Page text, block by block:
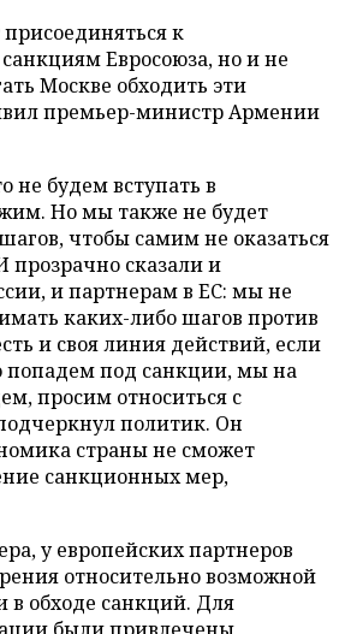
к
Евросоюза, но и не
Москве обходить эти
премьер-министр Армении
не будем вступать в
Но мы также не будет
чтобы самим не оказаться
сказали и
и партнерам в ЕС: мы не
каких-либо шагов против
и своя линия действий, если
попадем под санкции, мы на
просим относиться с
политик. Он
страны не сможет
санкционных мер,
у европейских партнеров
относительно возможной
обходе санкций. Для